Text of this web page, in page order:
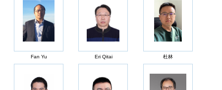
Fan Yu Eri Qitai 杜林